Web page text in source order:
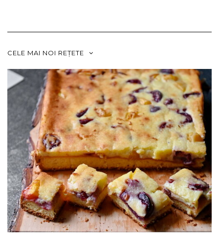
CELE MAI NOI REȚETE